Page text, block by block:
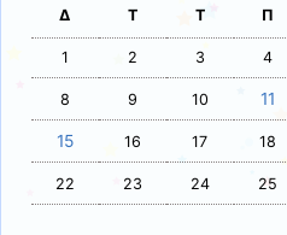
Δ Τ Τ Π
1 2 3 4
8 9 10 11
15 16 17 18
22 23 24 25